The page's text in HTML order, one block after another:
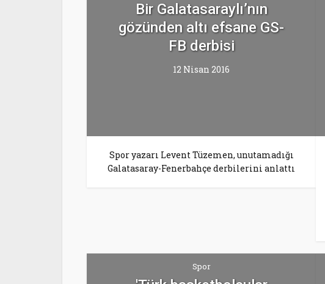
Bir Galatasaraylı’nın
gözünden altı efsane GS-
FB derbisi
12 Nisan 2016
Spor yazarı Levent Tüzemen, unutamadığı
Galatasaray-Fenerbahçe derbilerini anlattı
Spor